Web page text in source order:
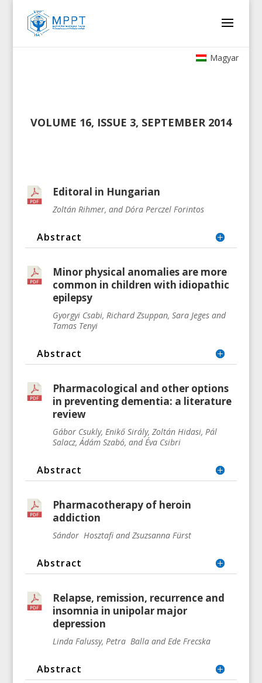
Magyar
VOLUME 16, ISSUE 3, SEPTEMBER 2014
Editoral in Hungarian
Zoltán Rihmer, and Dóra Perczel Forintos
Abstract
Minor physical anomalies are more
common in children with idiopathic
epilepsy
Gyorgyi Csabi, Richard Zsuppan, Sara Jeges and
Tamas Tenyi
Abstract
Pharmacological and other options
in preventing dementia: a literature
review
Gábor Csukly, Enikő Sirály, Zoltán Hidasi, Pál
Salacz, Ádám Szabó, and Éva Csibri
Abstract
Pharmacotherapy of heroin
addiction
Sándor Hosztafi and Zsuzsanna Fürst
Abstract
Relapse, remission, recurrence and
insomnia in unipolar major
depression
Linda Falussy, Petra Balla and Ede Frecska
Abstract